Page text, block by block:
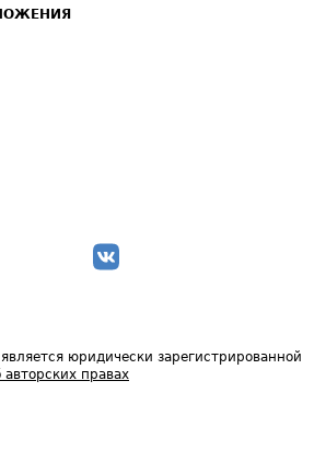
юридически зарегистрированной
авторских правах